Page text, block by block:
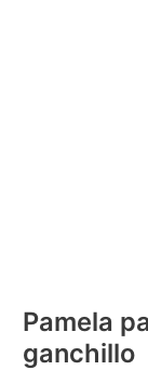
Pamela
ganchillo